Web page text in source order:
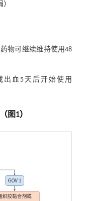
物可继续维持使用48
出血5天后开始使用
图1）